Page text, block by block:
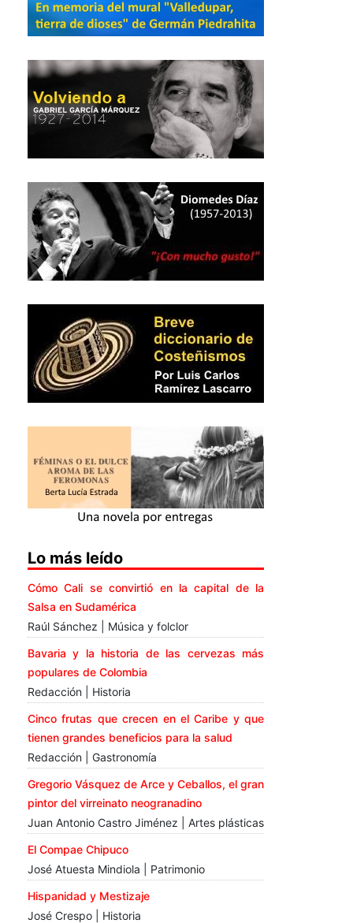
Lo más leído
Cómo Cali se convirtió en la capital de la
Salsa en Sudamérica
Raúl Sánchez | Música y folclor
Bavaria y la historia de las cervezas más
populares de Colombia
Redacción | Historia
Cinco frutas que crecen en el Caribe y que
tienen grandes beneficios para la salud
Redacción | Gastronomía
Gregorio Vásquez de Arce y Ceballos, el gran
pintor del virreinato neogranadino
Juan Antonio Castro Jiménez | Artes plásticas
El Compae Chipuco
José Atuesta Mindiola | Patrimonio
Hispanidad y Mestizaje
José Crespo | Historia